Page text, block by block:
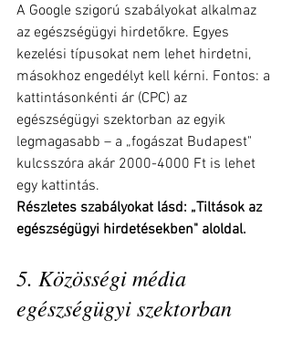
A Google szigorú szabályokat alkalmaz
az egészségügyi hirdetőkre. Egyes
kezelési típusokat nem lehet hirdetni,
másokhoz engedélyt kell kérni. Fontos: a
kattintásonkénti ár (CPC) az
egészségügyi szektorban az egyik
legmagasabb – a „fogászat Budapest"
kulcsszóra akár 2000-4000 Ft is lehet
egy kattintás.
Részletes szabályokat lásd: „Tiltások az
egészségügyi hirdetésekben" aloldal.
5. Közösségi média
egészségügyi szektorban